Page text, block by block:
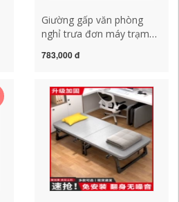
Giường gấp văn phòng
nghỉ trưa đơn máy trạm
đơn giản hộ tống March
783,000 đ